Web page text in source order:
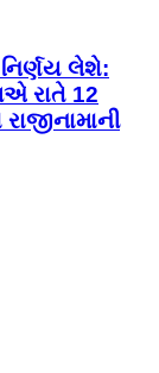
નિર્ણય લેશે:
રાતે 12